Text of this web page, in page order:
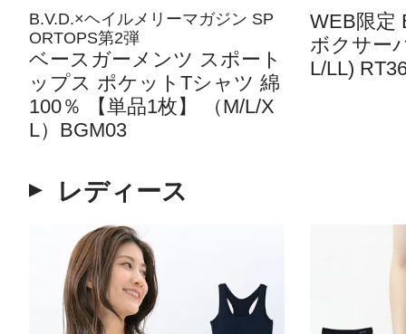
B.V.D.×ヘイルメリーマガジン SP
ORTOPS第2弾
ベースガーメンツ スポート
ップス ポケットTシャツ 綿
100％ 【単品1枚】 （M/L/X
L）BGM03
WEB限定
ボクサー
L/LL)
レディース